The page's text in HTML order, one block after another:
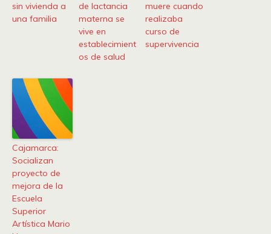
sin vivienda a
una familia
de lactancia
materna se
vive en
establecimient
os de salud
muere cuando
realizaba
curso de
supervivencia
Cajamarca:
Socializan
proyecto de
mejora de la
Escuela
Superior
Artística Mario